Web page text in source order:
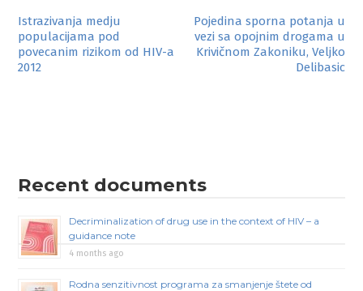
Post
navigation
Istrazivanja medju
populacijama pod
povecanim rizikom od HIV-a
2012
Pojedina sporna potanja u
vezi sa opojnim drogama u
Krivičnom Zakoniku, Veljko
Delibasic
Recent documents
Decriminalization of drug use in the context of HIV – a
guidance note
4 months ago
Rodna senzitivnost programa za smanjenje štete od